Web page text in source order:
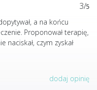
3/5
a na końcu
Proponował terapię,
naciskał, czym zyskał
dodaj opinię